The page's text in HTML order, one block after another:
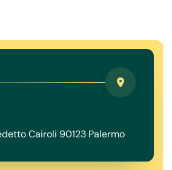
Cairoli 90123 Palermo